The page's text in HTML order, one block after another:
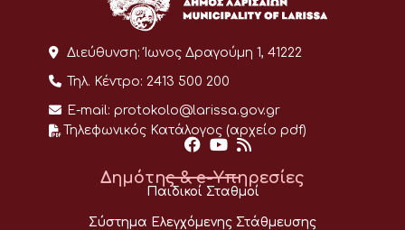
Διεύθυνση: Ίωνος Δραγούμη 1, 41222
Τηλ. Κέντρο: 2413 500 200
E-mail: protokolo@larissa.gov.gr
Τηλεφωνικός Κατάλογος (αρχείο pdf)
Δημότης & e-Υπηρεσίες
Παιδικοί Σταθμοί
Σύστημα Ελεγχόμενης Στάθμευσης